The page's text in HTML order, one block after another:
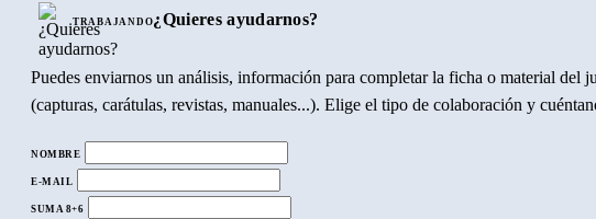
TRABAJANDO¿Quieres ayudarnos?
Puedes enviarnos un análisis, información para completar la ficha o material del
(capturas, carátulas, revistas, manuales...). Elige el tipo de colaboración y
NOMBRE
E-MAIL
SUMA 8+6